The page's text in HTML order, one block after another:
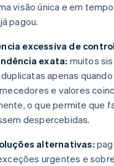
visão única e em
pagou.
excessiva de
exata: muitos
apenas
e valores
o que permite que
despercebidas.
alternativas:
urgentes e